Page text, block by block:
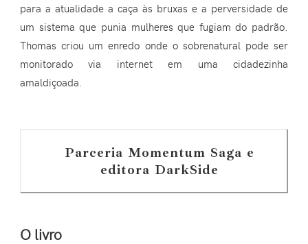
para a atualidade a caça às bruxas e a perversidade de
um sistema que punia mulheres que fugiam do padrão.
Thomas criou um enredo onde o sobrenatural pode ser
monitorado via internet em uma cidadezinha
amaldiçoada.
Parceria Momentum Saga e
editora DarkSide
O livro